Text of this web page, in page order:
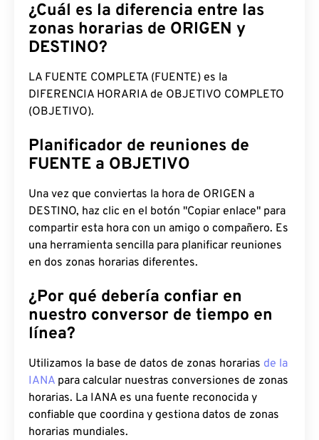
¿Cuál es la diferencia entre las
zonas horarias de ORIGEN y
DESTINO?
LA FUENTE COMPLETA (FUENTE) es la
DIFERENCIA HORARIA de OBJETIVO COMPLETO
(OBJETIVO).
Planificador de reuniones de
FUENTE a OBJETIVO
Una vez que conviertas la hora de ORIGEN a
DESTINO, haz clic en el botón "Copiar enlace" para
compartir esta hora con un amigo o compañero. Es
una herramienta sencilla para planificar reuniones
en dos zonas horarias diferentes.
¿Por qué debería confiar en
nuestro conversor de tiempo en
línea?
Utilizamos la base de datos de zonas horarias de la
IANA para calcular nuestras conversiones de zonas
horarias. La IANA es una fuente reconocida y
confiable que coordina y gestiona datos de zonas
horarias mundiales.